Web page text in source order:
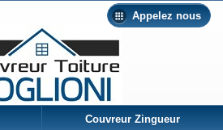
Appelez nous
Couvreur Zingueur